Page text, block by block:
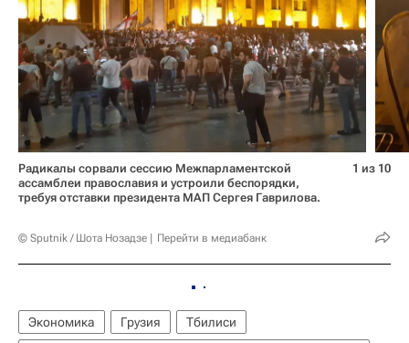
Радикалы сорвали сессию Межпарламентской
ассамблеи православия и устроили беспорядки,
требуя отставки президента МАП Сергея Гаврилова.
© Sputnik / Шота Нозадзе Перейти в медиабанк
1 из 10
Экономика Грузия
Тбилиси